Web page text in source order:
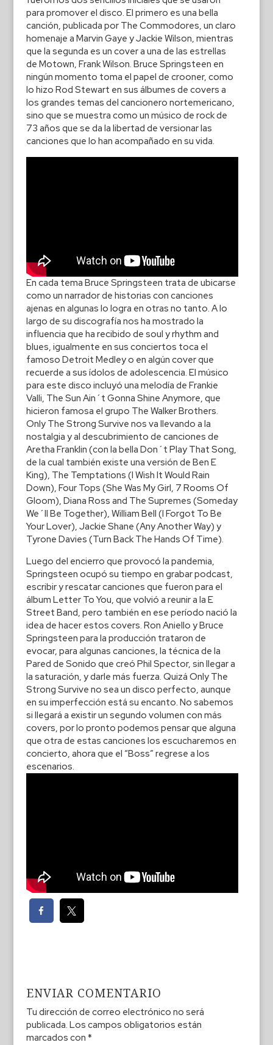
para promover el disco. El primero es una bella
canción, publicada por The Commodores, un claro
homenaje a Marvin Gaye y Jackie Wilson, mientras
que la segunda es un cover a una de las estrellas
de Motown, Frank Wilson. Bruce Springsteen en
ningún momento toma el papel de crooner, como
lo hizo Rod Stewart en sus álbumes de covers a
los grandes temas del cancionero nortemericano,
sino que se muestra como un músico de rock de
73 años que se da la libertad de versionar las
canciones que lo han acompañado en su vida.
En cada tema Bruce Springsteen trata de ubicarse
como un narrador de historias con canciones
ajenas en algunas lo logra en otras no tanto. A lo
largo de su discografía nos ha mostrado la
influencia que ha recibido de soul y rhythm and
blues, igualmente en sus conciertos toca el
famoso Detroit Medley o en algún cover que
recuerde a sus ídolos de adolescencia. El músico
para este disco incluyó una melodía de Frankie
Valli, The Sun Ain´t Gonna Shine Anymore, que
hicieron famosa el grupo The Walker Brothers.
Only The Strong Survive nos va llevando a la
nostalgia y al descubrimiento de canciones de
Aretha Franklin (con la bella Don´t Play That Song,
de la cual también existe una versión de Ben E
King), The Temptations (I Wish It Would Rain
Down), Four Tops (She Was My Girl, 7 Rooms Of
Gloom), Diana Ross and The Supremes (Someday
We´ll Be Together), William Bell (I Forgot To Be
Your Lover), Jackie Shane (Any Another Way) y
Tyrone Davies (Turn Back The Hands Of Time).
Luego del encierro que provocó la pandemia,
Springsteen ocupó su tiempo en grabar podcast,
escribir y rescatar canciones que fueron para el
álbum Letter To You, que volvió a reunir a la E
Street Band, pero también en ese período nació la
idea de hacer estos covers. Ron Aniello y Bruce
Springsteen para la producción trataron de
evocar, para algunas canciones, la técnica de la
Pared de Sonido que creó Phil Spector, sin llegar a
la saturación, y darle más fuerza. Quizá Only The
Strong Survive no sea un disco perfecto, aunque
en su imperfección está su encanto. No sabemos
si llegará a existir un segundo volumen con más
covers, por lo pronto podemos pensar que alguna
que otra de estas canciones los escucharemos en
concierto, ahora que el “Boss” regrese a los
escenarios.
ENVIAR COMENTARIO
Tu dirección de correo electrónico no será
publicada. Los campos obligatorios están
marcados con *